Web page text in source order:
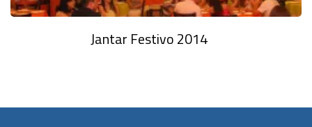
Jantar Festivo 2014